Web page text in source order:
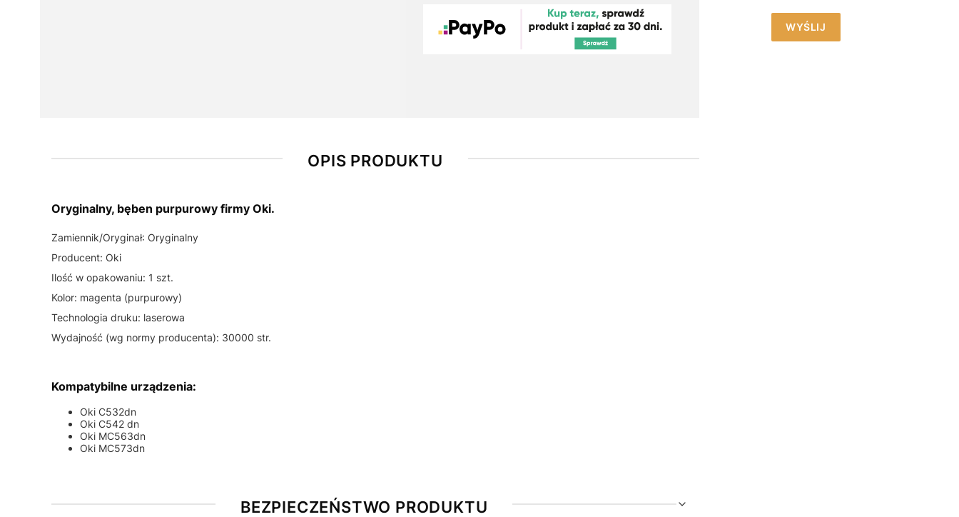
OPIS PRODUKTU
Oryginalny, bęben purpurowy firmy Oki.
Zamiennik/Oryginał: Oryginalny
Producent: Oki
Ilość w opakowaniu: 1 szt.
Kolor: magenta (purpurowy)
Technologia druku: laserowa
Wydajność (wg normy producenta): 30000 str.
Kompatybilne urządzenia:
Oki C532dn
Oki C542 dn
Oki MC563dn
Oki MC573dn
WYŚLIJ
BEZPIECZEŃSTWO PRODUKTU